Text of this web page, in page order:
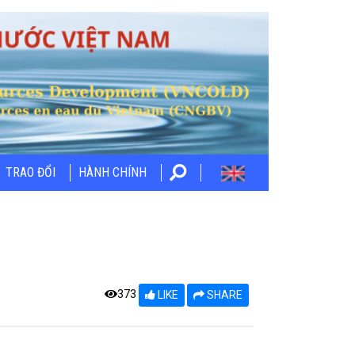
TRAO ĐỔI HÀNH CHÍNH
373 LIKE SHARE